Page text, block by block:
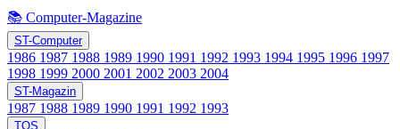
📚 Computer-Magazine
ST-Computer
1986 1987 1988 1989 1990 1991 1992 1993 1994 1995 1996 1997
1998 1999 2000 2001 2002 2003 2004
ST-Magazin
1987 1988 1989 1990 1991 1992 1993
TOS